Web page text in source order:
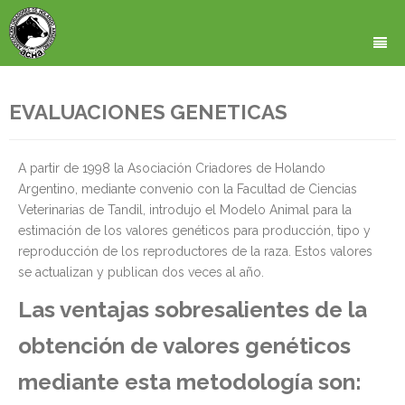
EVALUACIONES GENETICAS
A partir de 1998 la Asociación Criadores de Holando
Argentino, mediante convenio con la Facultad de Ciencias
Veterinarias de Tandil, introdujo el Modelo Animal para la
estimación de los valores genéticos para producción, tipo y
reproducción de los reproductores de la raza. Estos valores
se actualizan y publican dos veces al año.
Las ventajas sobresalientes de la
obtención de valores genéticos
mediante esta metodología son:
HOME
SECCION INSTITUCIONAL
COMISION DIRECTIVA
ESTATUTO DE NUESTRA ASOCIACION
REGLAMENTOS
ARANCELES
HAGASE SOCIO (Formulario de Inscripción)
UBICACION DE LA ASOCIACION
Mapa de Ubicación
Viniendo desde Liniers
Viniendo desde Constitución
Viniendo de Cabildo y Juramento
Viniendo desde el Obelisco
CONTROL LECHERO
CALIFICACIONES
REGISTRO DE CRIAS
PADRON DE REPRODUCTORES
CARNE
CUOTA HITON
CARNE VACA HOLANDO
EVALUACIONES GENETICAS
EVALUACIONES GENOMICAS
NOTICIAS Y ACTUALIDAD